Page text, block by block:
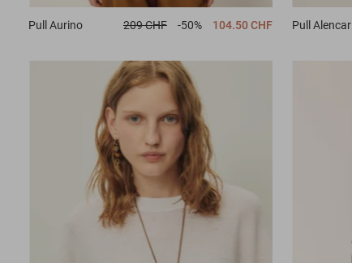
Pull Aurino 209 CHF -50% 104.50 CHF Pull Alencar